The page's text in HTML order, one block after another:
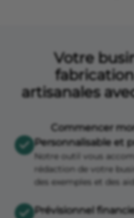
Votre
artisanales
Commencer
Personnalisable et
Notre outil vous
rédaction de votre
des exemples et des
Prévisionnel